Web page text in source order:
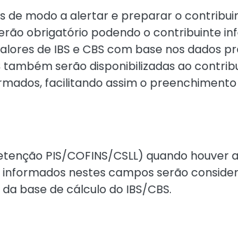
de modo a alertar e preparar o
obrigatório podendo o contribuinte
de IBS e CBS com base nos dados
serão disponibilizadas ao
facilitando assim o
PIS/COFINS/CSLL) quando houver
informados nestes campos serão
base de cálculo do IBS/CBS.